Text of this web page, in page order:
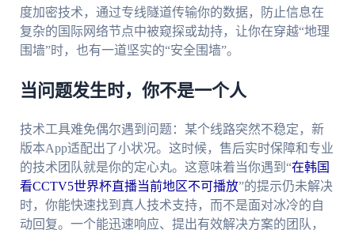
度加密技术，通过专线隧道传输你的数据，防止信息在
复杂的国际网络节点中被窥探或劫持，让你在穿越“地理
围墙”时，也有一道坚实的“安全围墙”。
当问题发生时，你不是一个人
技术工具难免偶尔遇到问题：某个线路突然不稳定，新
版本App适配出了小状况。这时候，售后实时保障和专业
的技术团队就是你的定心丸。这意味着当你遇到“在韩国
看CCTV5世界杯直播当前地区不可播放”的提示仍未解决
时，你能快速找到真人技术支持，而不是面对冰冷的自
动回复。一个能迅速响应、提出有效解决方案的团队，